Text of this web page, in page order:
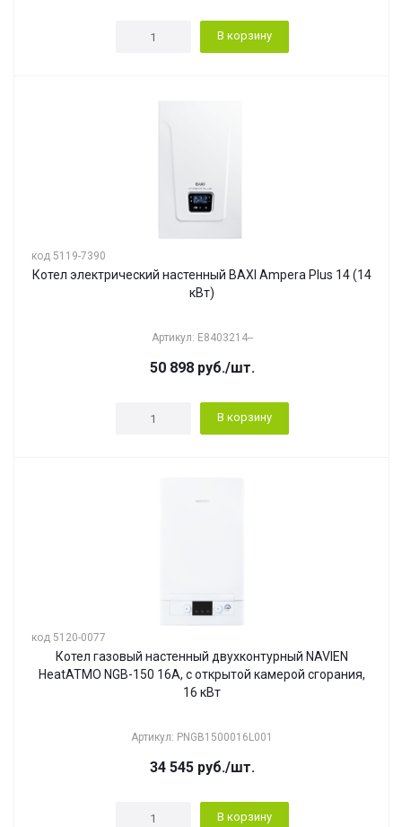
В корзину
код 5119-7390
Котел электрический настенный BAXI Ampera Plus 14 (14
кВт)
Артикул: E8403214--
50 898руб./шт.
В корзину
код 5120-0077
Котел газовый настенный двухконтурный NAVIEN
HeatATMO NGB-150 16A, с открытой камерой сгорания,
16 кВт
Артикул: PNGB1500016L001
34 545руб./шт.
В корзину